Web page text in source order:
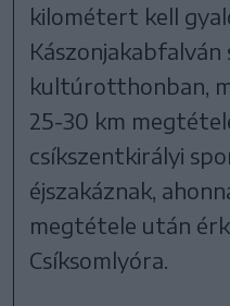
kilométert kell
Kászonjakabfalván
kultúrotthonban,
25-30 km
csíkszentkirályi
éjszakáznak,
megtétele után
Csíksomlyóra.